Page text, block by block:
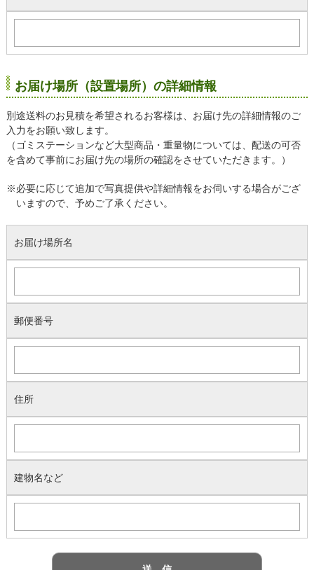
お届け場所（設置場所）の詳細情報
別途送料のお見積を希望されるお客様は、お届け先の詳細情報のご
入力をお願い致します。
（ゴミステーションなど大型商品・重量物については、配送の可否
を含めて事前にお届け先の場所の確認をさせていただきます。）
※必要に応じて追加で写真提供や詳細情報をお伺いする場合がござ
いますので、予めご了承ください。
お届け場所名
郵便番号
住所
建物名など